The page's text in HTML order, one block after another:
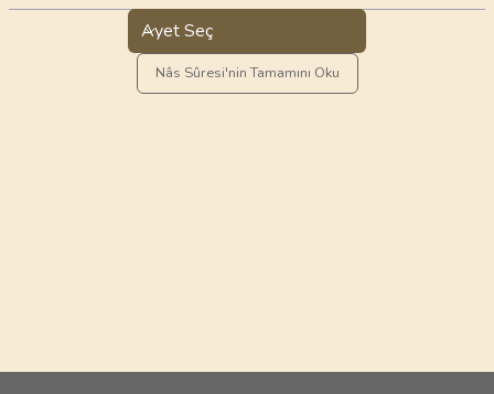
Ayet Seç
Nâs Sûresi'nin Tamamını Oku